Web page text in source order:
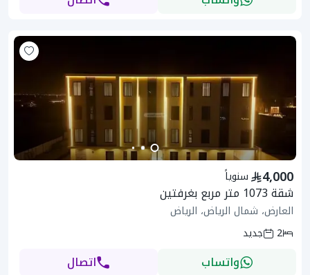
سنوياً 4,000
شقة 1073 متر مربع بغرفتين
العارض، شمال الرياض، الرياض
2
جديد
واتساب اتصال